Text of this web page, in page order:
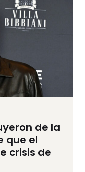
de la
que el
crisis de